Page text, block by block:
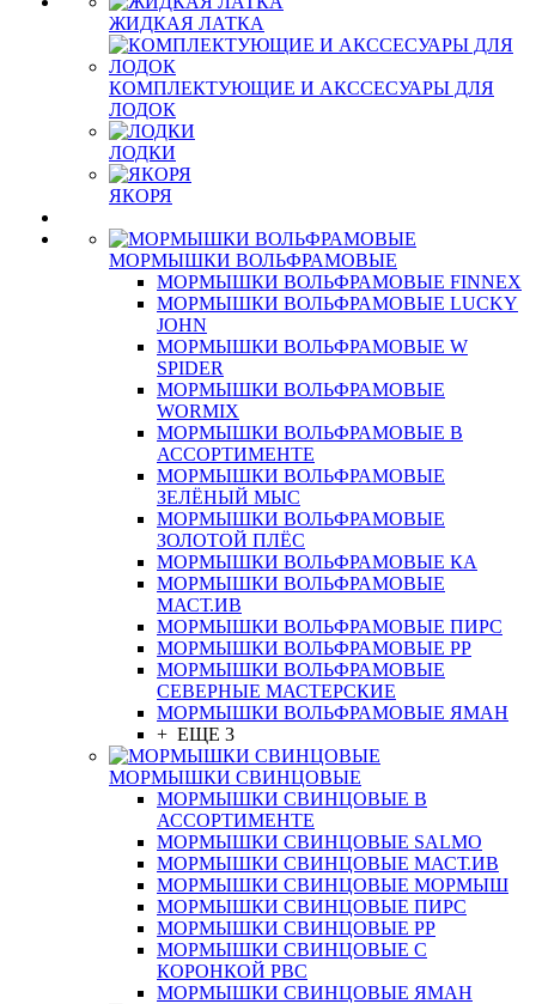
ЖИДКАЯ ЛАТКА
КОМПЛЕКТУЮЩИЕ И АКССЕСУАРЫ ДЛЯ
ЛОДОК
ЛОДКИ
ЯКОРЯ
МОРМЫШКИ ВОЛЬФРАМОВЫЕ
МОРМЫШКИ ВОЛЬФРАМОВЫЕ FINNEX
МОРМЫШКИ ВОЛЬФРАМОВЫЕ LUCKY
JOHN
МОРМЫШКИ ВОЛЬФРАМОВЫЕ W
SPIDER
МОРМЫШКИ ВОЛЬФРАМОВЫЕ
WORMIX
МОРМЫШКИ ВОЛЬФРАМОВЫЕ В
АССОРТИМЕНТЕ
МОРМЫШКИ ВОЛЬФРАМОВЫЕ
ЗЕЛЁНЫЙ МЫС
МОРМЫШКИ ВОЛЬФРАМОВЫЕ
ЗОЛОТОЙ ПЛЁС
МОРМЫШКИ ВОЛЬФРАМОВЫЕ КА
МОРМЫШКИ ВОЛЬФРАМОВЫЕ
МАСТ.ИВ
МОРМЫШКИ ВОЛЬФРАМОВЫЕ ПИРС
МОРМЫШКИ ВОЛЬФРАМОВЫЕ РР
МОРМЫШКИ ВОЛЬФРАМОВЫЕ
СЕВЕРНЫЕ МАСТЕРСКИЕ
МОРМЫШКИ ВОЛЬФРАМОВЫЕ ЯМАН
+ ЕЩЕ 3
МОРМЫШКИ СВИНЦОВЫЕ
МОРМЫШКИ СВИНЦОВЫЕ В
АССОРТИМЕНТЕ
МОРМЫШКИ СВИНЦОВЫЕ SALMO
МОРМЫШКИ СВИНЦОВЫЕ МАСТ.ИВ
МОРМЫШКИ СВИНЦОВЫЕ МОРМЫШ
МОРМЫШКИ СВИНЦОВЫЕ ПИРС
МОРМЫШКИ СВИНЦОВЫЕ РР
МОРМЫШКИ СВИНЦОВЫЕ С
КОРОНКОЙ РВС
МОРМЫШКИ СВИНЦОВЫЕ ЯМАН